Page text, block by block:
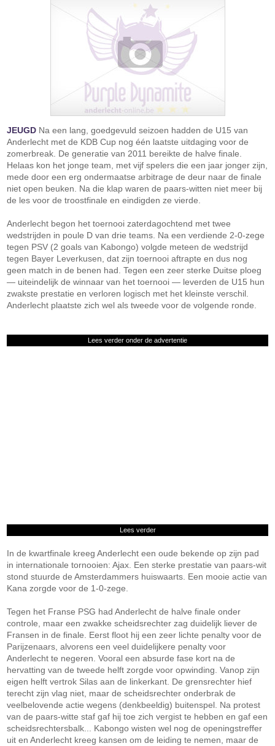
JEUGD Na een lang, goedgevuld seizoen hadden de U15 van
Anderlecht met de KDB Cup nog één laatste uitdaging voor de
zomerbreak. De generatie van 2011 bereikte de halve finale.
Helaas kon het jonge team, met vijf spelers die een jaar jonger zijn,
mede door een erg ondermaatse arbitrage de deur naar de finale
niet open beuken. Na die klap waren de paars-witten niet meer bij
de les voor de troostfinale en eindigden ze vierde.
Anderlecht begon het toernooi zaterdagochtend met twee
wedstrijden in poule D van drie teams. Na een verdiende 2-0-zege
tegen PSV (2 goals van Kabongo) volgde meteen de wedstrijd
tegen Bayer Leverkusen, dat zijn toernooi aftrapte en dus nog
geen match in de benen had. Tegen een zeer sterke Duitse ploeg
— uiteindelijk de winnaar van het toernooi — leverden de U15 hun
zwakste prestatie en verloren logisch met het kleinste verschil.
Anderlecht plaatste zich wel als tweede voor de volgende ronde.
Lees verder onder de advertentie
Lees verder
In de kwartfinale kreeg Anderlecht een oude bekende op zijn pad
in internationale tornooien: Ajax. Een sterke prestatie van paars-wit
stond stuurde de Amsterdammers huiswaarts. Een mooie actie van
Kana zorgde voor de 1-0-zege.
Tegen het Franse PSG had Anderlecht de halve finale onder
controle, maar een zwakke scheidsrechter zag duidelijk liever de
Fransen in de finale. Eerst floot hij een zeer lichte penalty voor de
Parijzenaars, alvorens een veel duidelijkere penalty voor
Anderlecht te negeren. Vooral een absurde fase kort na de
hervatting van de tweede helft zorgde voor opwinding. Vanop zijn
eigen helft vertrok Silas aan de linkerkant. De grensrechter hief
terecht zijn vlag niet, maar de scheidsrechter onderbrak de
veelbelovende actie wegens (denkbeeldig) buitenspel. Na protest
van de paars-witte staf gaf hij toe zich vergist te hebben en gaf een
scheidsrechtersbalk... Kabongo wisten wel nog de openingstreffer
uit en Anderlecht kreeg kansen om de leiding te nemen, maar de